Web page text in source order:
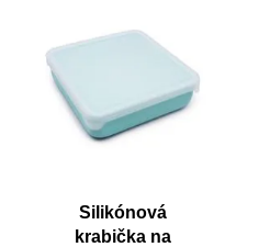
Silikónová
krabička na